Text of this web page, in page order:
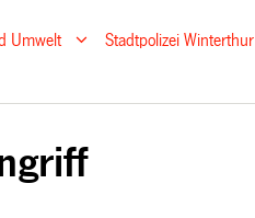
Umwelt Stadtpolizei Winterthur